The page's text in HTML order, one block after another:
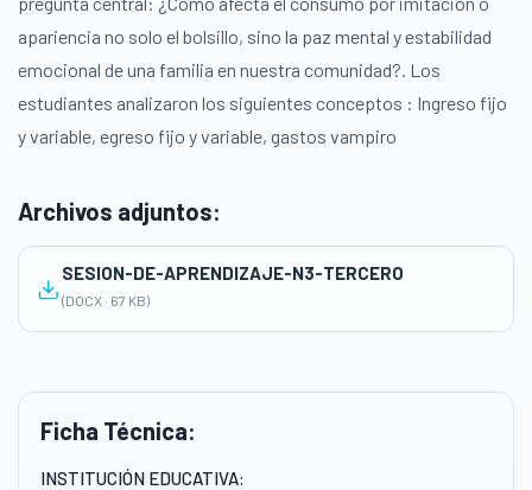
Ficha Técnica:
INSTITUCIÓN EDUCATIVA:
apariencia no solo el bolsillo, sino la paz mental y estabilidad
emocional de una familia en nuestra comunidad?. Los
estudiantes analizaron los siguientes conceptos : Ingreso fijo
y variable, egreso fijo y variable, gastos vampiro
Archivos adjuntos:
SESION-DE-APRENDIZAJE-N3-TERCERO
(DOCX · 67 KB)